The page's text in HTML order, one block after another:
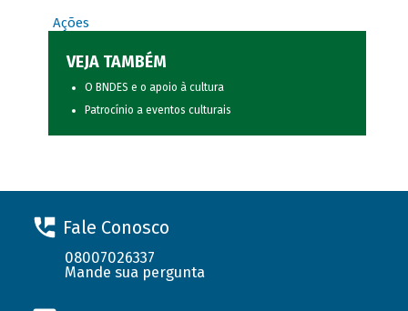
Ações
VEJA TAMBÉM
O BNDES e o apoio à cultura
Patrocínio a eventos culturais
Fale Conosco
08007026337
Mande sua pergunta